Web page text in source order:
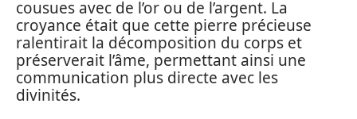
cousues avec de l’or ou de l’argent. La
croyance était que cette pierre précieuse
ralentirait la décomposition du corps et
préserverait l’âme, permettant ainsi une
communication plus directe avec les
divinités.